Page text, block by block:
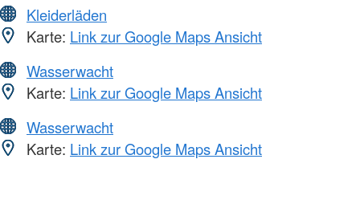
Kleiderläden
Karte: Link zur Google Maps Ansicht
Wasserwacht
Karte: Link zur Google Maps Ansicht
Wasserwacht
Karte: Link zur Google Maps Ansicht